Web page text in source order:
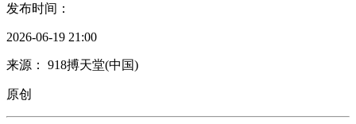
发布时间：
2026-06-19 21:00
来源： 918搏天堂(中国)
原创